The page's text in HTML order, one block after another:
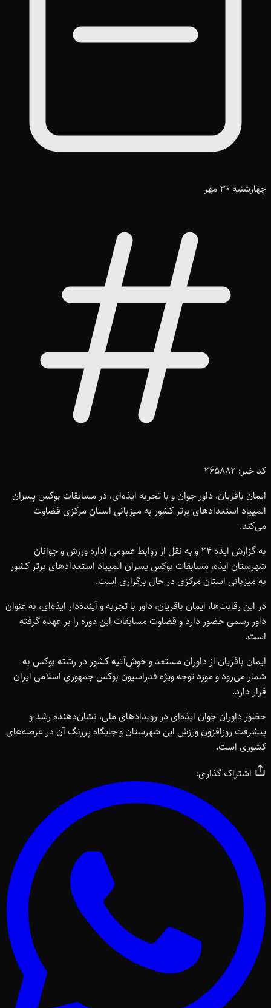
چهارشنبه 30 مهر
کد خبر: 265882
ایمان باقریان، داور جوان و با تجربه ایذه‌ای، در مسابقات بوکس پسران
المپیاد استعدادهای برتر کشور به میزبانی استان مرکزی قضاوت
می‌کند.
به گزارش ایذه ۲۴ و به نقل از روابط عمومی اداره ورزش و جوانان
شهرستان ایذه، مسابقات بوکس پسران المپیاد استعدادهای برتر کشور
به میزبانی استان مرکزی در حال برگزاری است.
در این رقابت‌ها، ایمان باقریان، داور با تجربه و آینده‌دار ایذه‌ای، به عنوان
داور رسمی حضور دارد و قضاوت مسابقات این دوره را بر عهده گرفته
است.
ایمان باقریان از داوران مستعد و خوش‌آتیه کشور در رشته بوکس به
شمار می‌رود و مورد توجه ویژه فدراسیون بوکس جمهوری اسلامی ایران
قرار دارد.
حضور داوران جوان ایذه‌ای در رویدادهای ملی، نشان‌دهنده رشد و
پیشرفت روزافزون ورزش این شهرستان و جایگاه پررنگ آن در عرصه‌های
کشوری است.
اشتراک گذاری: